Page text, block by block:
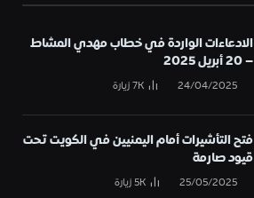
الادعاءات الواردة في خطاب مهدي المشاط
– 20 أبريل 2025
24/04/2025
7Kزيارة
فتح التأشيرات أمام اليمنيين في الكويت تحت
قيود صارمة
25/05/2025
5Kزيارة